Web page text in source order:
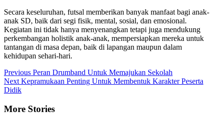
Secara keseluruhan, futsal memberikan banyak manfaat bagi anak-
anak SD, baik dari segi fisik, mental, sosial, dan emosional.
Kegiatan ini tidak hanya menyenangkan tetapi juga mendukung
perkembangan holistik anak-anak, mempersiapkan mereka untuk
tantangan di masa depan, baik di lapangan maupun dalam
kehidupan sehari-hari.
Continue
Reading
Previous Peran Drumband Untuk Memajukan Sekolah
Next Kepramukaan Penting Untuk Membentuk Karakter Peserta
Didik
More Stories